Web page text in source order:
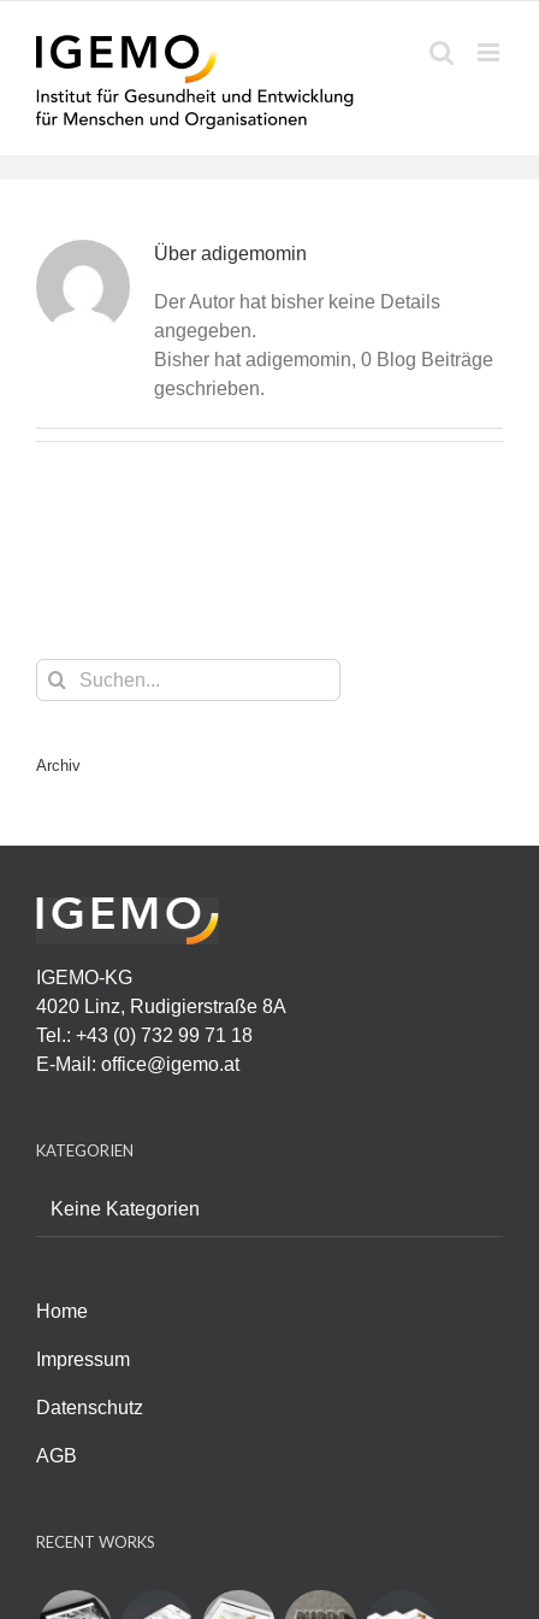
Inhalt
springen
Über adigemomin
Der Autor hat bisher keine Details
angegeben.
Bisher hat adigemomin, 0 Blog Beiträge
geschrieben.
Suche
nach:
Archiv
IGEMO-KG
4020 Linz, Rudigierstraße 8A
Tel.: +43 (0) 732 99 71 18
E-Mail: office@igemo.at
KATEGORIEN
Keine Kategorien
Home
Impressum
Datenschutz
AGB
RECENT WORKS